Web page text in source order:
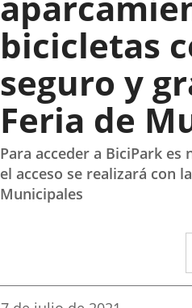
bicicletas
seguro y
Feria de
Para acceder a BiciPark es
el acceso se realizará con
Municipales